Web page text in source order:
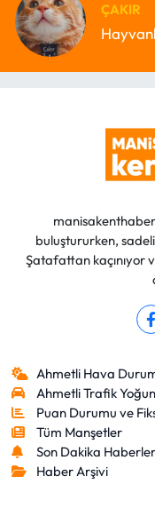
ÇAKIR
buluştururken,
Şatafattan kaçınıyor
Ahmetli Hava
Ahmetli Trafik
Puan Durumu ve
Tüm Manşetler
Son Dakika
Haber Arşivi